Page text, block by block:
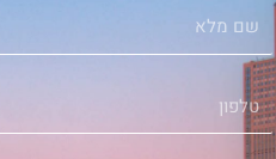
שם
מלא
טלפון